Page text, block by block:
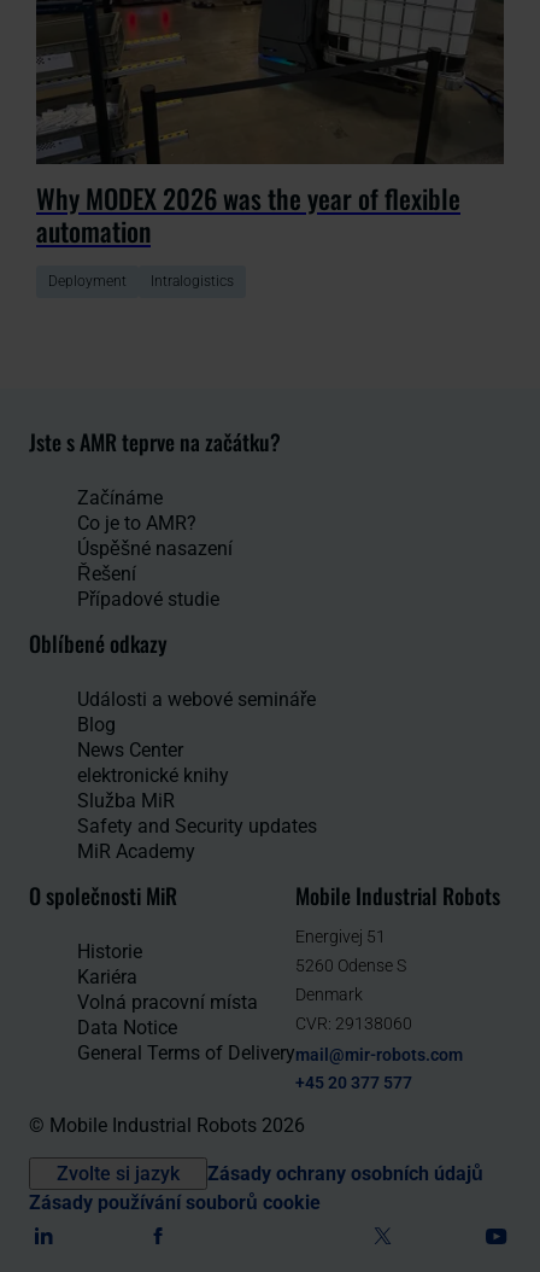
Why MODEX 2026 was the year of flexible
automation
Deployment Intralogistics
Jste s AMR teprve na začátku?
Začínáme
Co je to AMR?
Úspěšné nasazení
Řešení
Případové studie
Oblíbené odkazy
Události a webové semináře
Blog
News Center
elektronické knihy
Služba MiR
Safety and Security updates
MiR Academy
O společnosti MiR
Historie
Kariéra
Volná pracovní místa
Data Notice
General Terms of Delivery
Mobile Industrial Robots
Energivej 51
5260 Odense S
Denmark
CVR: 29138060
mail@mir-robots.com
+45 20 377 577
© Mobile Industrial Robots 2026
Zvolte si jazyk
Zásady ochrany osobních údajů
Zásady používání souborů cookie